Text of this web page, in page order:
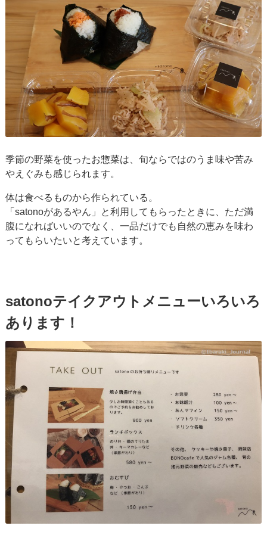
季節の野菜を使ったお惣菜は、旬ならではのうま味や苦み
やえぐみも感じられます。
体は食べるものから作られている。
「satonoがあるやん」と利用してもらったときに、ただ満
腹になればいいのでなく、一品だけでも自然の恵みを味わ
ってもらいたいと考えています。
satonoテイクアウトメニューいろいろ
あります！